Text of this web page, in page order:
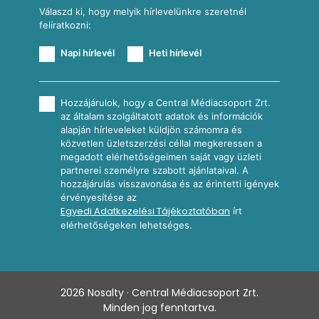
Válaszd ki, hogy melyik hírlevelünkre szeretnél
felíratkozni:
Napi hírlevél Heti hírlevél
Hozzájárulok, hogy a Central Médiacsoport Zrt.
az általam szolgáltatott adatok és információk
alapján hírleveleket küldjön számomra és
közvetlen üzletszerzési céllal megkeressen a
megadott elérhetőségeimen saját vagy üzleti
partnerei személyre szabott ajánlataival. A
hozzájárulás visszavonása és az érintetti igények
érvényesítése az
Egyedi Adatkezelési Tájékoztatóban írt
elérhetőségeken lehetséges.
2026 Nosalty · Central Médiacsoport Zrt.
Minden jog fenntartva.